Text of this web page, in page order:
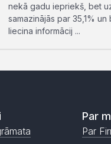
nekā gadu iepriekš, bet
samazinājās par 35,1% un
liecina informācij ...
Par
Par